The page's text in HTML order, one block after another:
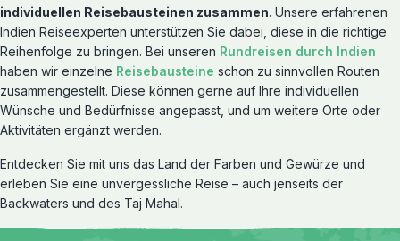
individuellen Reisebausteinen zusammen. Unsere erfahrenen
Indien Reiseexperten unterstützen Sie dabei, diese in die richtige
Reihenfolge zu bringen. Bei unseren Rundreisen durch Indien
haben wir einzelne Reisebausteine schon zu sinnvollen Routen
zusammengestellt. Diese können gerne auf Ihre individuellen
Wünsche und Bedürfnisse angepasst, und um weitere Orte oder
Aktivitäten ergänzt werden.
Entdecken Sie mit uns das Land der Farben und Gewürze und
erleben Sie eine unvergessliche Reise – auch jenseits der
Backwaters und des Taj Mahal.
Rundreisen
Reiserouten entdecken